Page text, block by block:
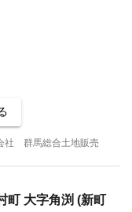
社 群馬総合土地販売
町 大字角渕 (新町